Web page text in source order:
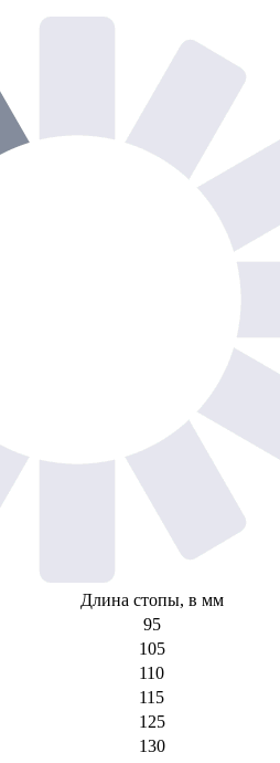
Длина стопы, в мм
95
105
110
115
125
130